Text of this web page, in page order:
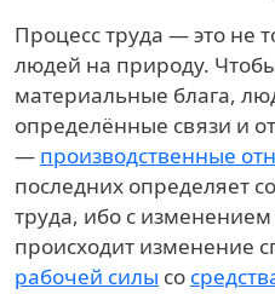
Процесс труда — это не
людей на природу.
материальные блага,
определённые связи и
— производственные
последних определяет
труда, ибо с
происходит изменение
рабочей силы со